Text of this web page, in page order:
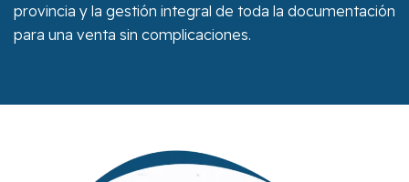
provincia y la gestión integral de toda la documentación
para una venta sin complicaciones.